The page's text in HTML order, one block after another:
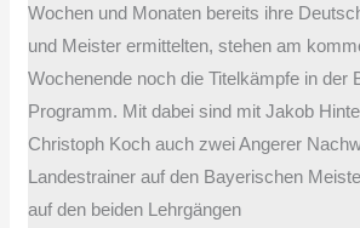
Wochen und Monaten bereits ihre
und Meister ermittelten, stehen am
Wochenende noch die Titelkämpfe in der
Programm. Mit dabei sind mit Jakob
Christoph Koch auch zwei Angerer
Landestrainer auf den Bayerischen
auf den beiden Lehrgängen